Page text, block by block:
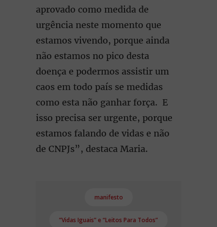
aprovado como medida de
urgência neste momento que
estamos vivendo, porque ainda
não estamos no pico desta
doença e podermos assistir um
caos em todo país se medidas
como esta não ganhar força. E
isso precisa ser urgente, porque
estamos falando de vidas e não
de CNPJs”, destaca Maria.
manifesto
”Vidas Iguais” e “Leitos Para Todos”